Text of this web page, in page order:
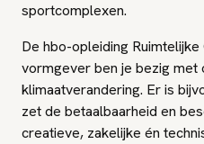
sportcomplexen.
De hbo-opleiding
vormgever ben je bezig met
klimaatverandering. Er is
zet de betaalbaarheid en
creatieve, zakelijke én